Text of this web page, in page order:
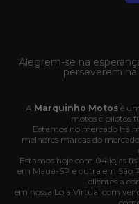
Alegrem-se na
perseverem na
A Marquinho Motosé
motos e pilotos
Estamos no mercado há
melhores marcas do
Estamos hoje com 04 lojas
em Mauá-SP e outra em São
clientes a
em nossa Loja Virtual com